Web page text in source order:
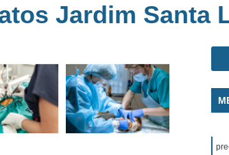
Veterinária Popular Caçapava
Clínica
de Eletrocardiograma em Animais
de Eletrocardiograma em Cães
de Eletrocardiograma para Animais
Exame de Eletrocardiograma
Jardim Santa